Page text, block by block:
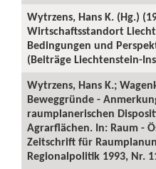
Wytrzens, Hans K. (Hg.)
Wirtschaftsstandort
Bedingungen und
(Beiträge Liechtenstein-
Wytrzens, Hans K.;
Beweggründe -
raumplanerischen
Agrarflächen. In: Raum -
Zeitschrift für
Regionalpolitik 1993, Nr.